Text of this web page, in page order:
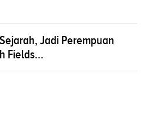
Jadi Perempuan
Fields...